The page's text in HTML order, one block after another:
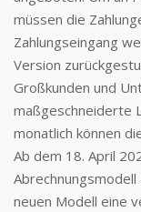
müssen die
Zahlungseingang
Version
Großkunden und
maßgeschneiderte
monatlich können
Ab dem 18. April
neuen Modell eine